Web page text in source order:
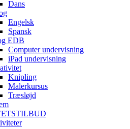
Dans
Engelsk
Spansk
EDB
Computer undervisning
iPad undervisning
Knipling
Malerkursus
Træsløjd